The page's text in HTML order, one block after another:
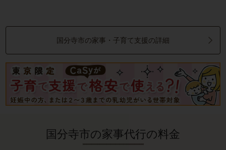
国分寺市の家事・子育て支援の詳細
国分寺市の家事代行の料金